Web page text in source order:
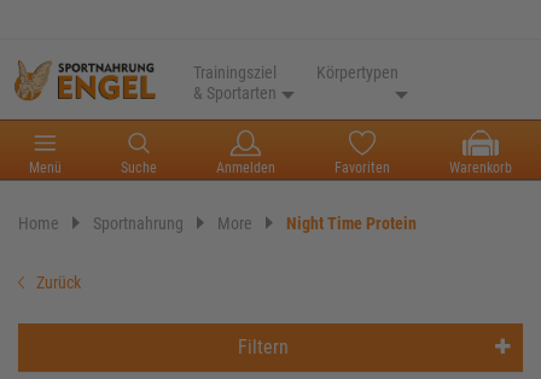
Trainingsziel
& Sportarten
Körpertypen
Menü Suche Anmelden Favoriten Warenkorb
Home Sportnahrung More Night Time Protein
Zurück
Filtern